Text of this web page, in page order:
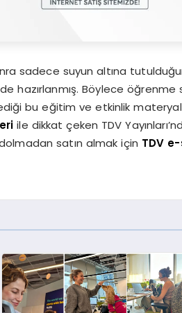
sadece suyun altına
hazırlanmış. Böylece
bu eğitim ve etkinlik
ile dikkat çeken TDV
dolmadan satın almak için TDV